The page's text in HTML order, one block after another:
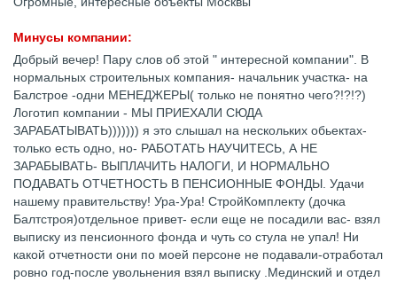
Минусы компании:
Добрый вечер! Пару слов об этой " интересной компании". В
нормальных строительных компания- начальник участка- на
Балстрое -одни МЕНЕДЖЕРЫ( только не понятно чего?!?!?)
Логотип компании - МЫ ПРИЕХАЛИ СЮДА
ЗАРАБАТЫВАТЬ))))))) я это слышал на нескольких обьектах-
только есть одно, но- РАБОТАТЬ НАУЧИТЕСЬ, А НЕ
ЗАРАБЫВАТЬ- ВЫПЛАЧИТЬ НАЛОГИ, И НОРМАЛЬНО
ПОДАВАТЬ ОТЧЕТНОСТЬ В ПЕНСИОННЫЕ ФОНДЫ. Удачи
нашему правительству! Ура-Ура! СтройКомплекту (дочка
Балтстроя)отдельное привет- если еще не посадили вас- взял
выписку из пенсионного фонда и чуть со стула не упал! Ни
какой отчетности они по моей персоне не подавали-отработал
ровно год-после увольнения взял выписку .Мединский и отдел